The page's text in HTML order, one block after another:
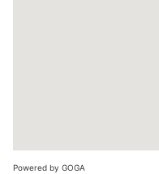
Powered by GOGA